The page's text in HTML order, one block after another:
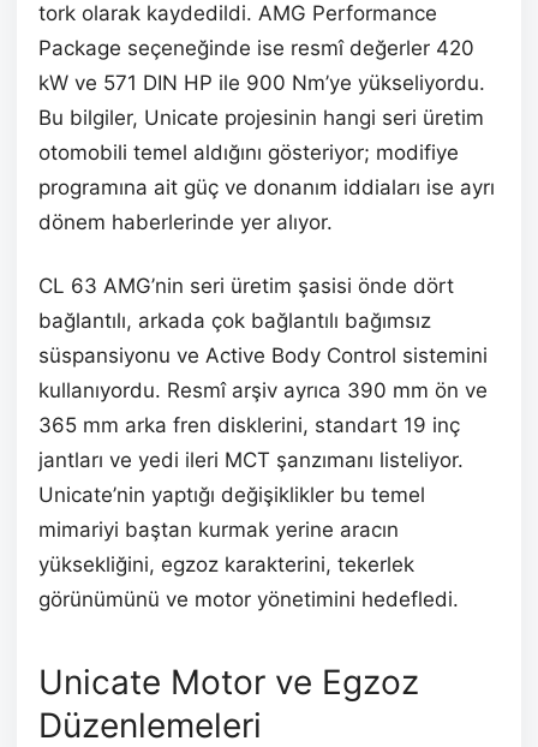
tork olarak kaydedildi. AMG Performance
Package seçeneğinde ise resmî değerler 420
kW ve 571 DIN HP ile 900 Nm’ye yükseliyordu.
Bu bilgiler, Unicate projesinin hangi seri üretim
otomobili temel aldığını gösteriyor; modifiye
programına ait güç ve donanım iddiaları ise ayrı
dönem haberlerinde yer alıyor.
CL 63 AMG’nin seri üretim şasisi önde dört
bağlantılı, arkada çok bağlantılı bağımsız
süspansiyonu ve Active Body Control sistemini
kullanıyordu. Resmî arşiv ayrıca 390 mm ön ve
365 mm arka fren disklerini, standart 19 inç
jantları ve yedi ileri MCT şanzımanı listeliyor.
Unicate’nin yaptığı değişiklikler bu temel
mimariyi baştan kurmak yerine aracın
yüksekliğini, egzoz karakterini, tekerlek
görünümünü ve motor yönetimini hedefledi.
Unicate Motor ve Egzoz
Düzenlemeleri